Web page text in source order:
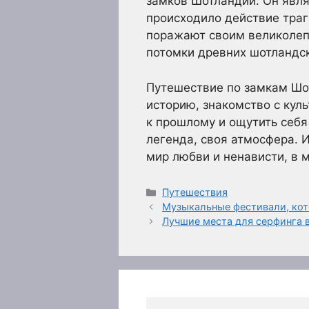
происходило действие
поражают своим
потомки древних
Путешествие по замкам
историю, знакомство с
к прошлому и ощутить
легенда, своя атмосфера.
мир любви и ненависти, в
Рубрики
Путешествия
Музыкальные фестивали,
Лучшие места для серфинга